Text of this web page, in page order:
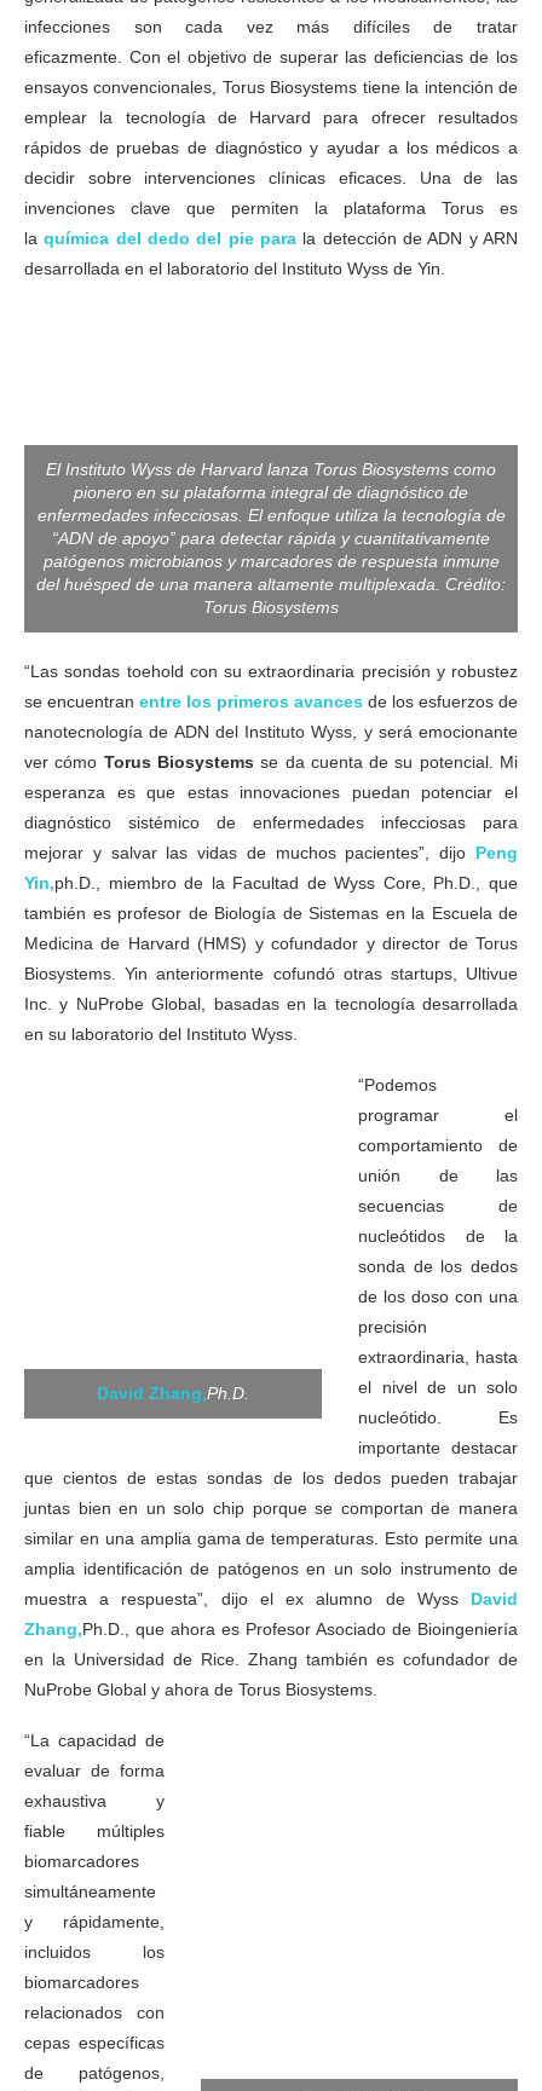
infecciones son cada vez más difíciles de tratar
eficazmente. Con el objetivo de superar las deficiencias de los
ensayos convencionales, Torus Biosystems tiene la intención de
emplear la tecnología de Harvard para ofrecer resultados
rápidos de pruebas de diagnóstico y ayudar a los médicos a
decidir sobre intervenciones clínicas eficaces. Una de las
invenciones clave que permiten la plataforma Torus es
laquímica del dedo del pie para la detección de ADN y ARN
desarrollada en el laboratorio del Instituto Wyss de Yin.
El Instituto Wyss de Harvard lanza Torus Biosystems como
pionero en su plataforma integral de diagnóstico de
enfermedades infecciosas. El enfoque utiliza la tecnología de
“ADN de apoyo” para detectar rápida y cuantitativamente
patógenos microbianos y marcadores de respuesta inmune
del huésped de una manera altamente multiplexada. Crédito:
Torus Biosystems
“Las sondas toehold con su extraordinaria precisión y robustez
se encuentran entre los primeros avances de los esfuerzos de
nanotecnología de ADN del Instituto Wyss, y será emocionante
ver cómo Torus Biosystems se da cuenta de su potencial. Mi
esperanza es que estas innovaciones puedan potenciar el
diagnóstico sistémico de enfermedades infecciosas para
mejorar y salvar las vidas de muchos pacientes”, dijo Peng
Yin,ph.D., miembro de la Facultad de Wyss Core, Ph.D., que
también es profesor de Biología de Sistemas en la Escuela de
Medicina de Harvard (HMS) y cofundador y director de Torus
Biosystems. Yin anteriormente cofundó otras startups, Ultivue
Inc. y NuProbe Global, basadas en la tecnología desarrollada
en su laboratorio del Instituto Wyss.
David Zhang,Ph.D.
“Podemos
programar el
comportamiento de
unión de las
secuencias de
nucleótidos de la
sonda de los dedos
de los doso con una
precisión
extraordinaria, hasta
el nivel de un solo
nucleótido. Es
importante destacar
que cientos de estas sondas de los dedos pueden trabajar
juntas bien en un solo chip porque se comportan de manera
similar en una amplia gama de temperaturas. Esto permite una
amplia identificación de patógenos en un solo instrumento de
muestra a respuesta”, dijo el ex alumno de Wyss David
Zhang,Ph.D., que ahora es Profesor Asociado de Bioingeniería
en la Universidad de Rice. Zhang también es cofundador de
NuProbe Global y ahora de Torus Biosystems.
“La capacidad de
evaluar de forma
exhaustiva y
fiable múltiples
biomarcadores
simultáneamente
y rápidamente,
incluidos los
biomarcadores
relacionados con
cepas específicas
de patógenos,